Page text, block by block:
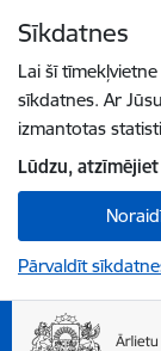
Sīkdatnes
Lai šī
sīkdatnes. Ar
izmantotas
Lūdzu,
Pārvaldīt